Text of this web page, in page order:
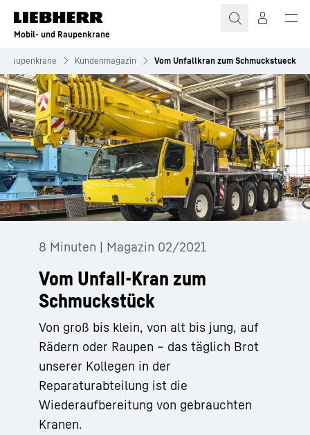
Zum Inhalt springen
Mobil- und Raupenkrane
Raupenkrane Kundenmagazin Vom Unfallkran zum Schmuckstueck
8 Minuten | Magazin 02/2021
Vom Unfall-Kran zum
Schmuckstück
Von groß bis klein, von alt bis jung, auf
Rädern oder Raupen – das täglich Brot
unserer Kollegen in der
Reparaturabteilung ist die
Wiederaufbereitung von gebrauchten
Kranen.